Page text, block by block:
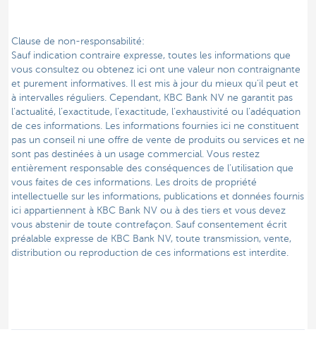
Clause de non-responsabilité:
Sauf indication contraire expresse, toutes les informations que
vous consultez ou obtenez ici ont une valeur non contraignante
et purement informatives. Il est mis à jour du mieux qu’il peut et
à intervalles réguliers. Cependant, KBC Bank NV ne garantit pas
l’actualité, l’exactitude, l’exactitude, l’exhaustivité ou l’adéquation
de ces informations. Les informations fournies ici ne constituent
pas un conseil ni une offre de vente de produits ou services et ne
sont pas destinées à un usage commercial. Vous restez
entièrement responsable des conséquences de l’utilisation que
vous faites de ces informations. Les droits de propriété
intellectuelle sur les informations, publications et données fournis
ici appartiennent à KBC Bank NV ou à des tiers et vous devez
vous abstenir de toute contrefaçon. Sauf consentement écrit
préalable expresse de KBC Bank NV, toute transmission, vente,
distribution ou reproduction de ces informations est interdite.